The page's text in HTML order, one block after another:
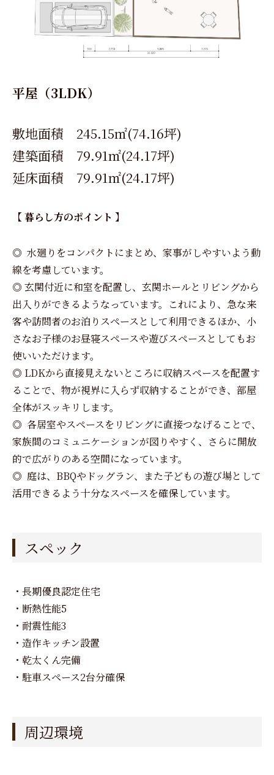
平屋（3LDK）
敷地面積 245.15㎡(74.16坪)
建築面積 79.91㎡(24.17坪)
延床面積 79.91㎡(24.17坪)
【 暮らし方のポイント 】
◎ 水廻りをコンパクトにまとめ、家事がしやすいよう動
線を考慮しています。
◎ 玄関付近に和室を配置し、玄関ホールとリビングから
出入りができるようなっています。これにより、急な来
客や訪問者のお泊りスペースとして利用できるほか、小
さなお子様のお昼寝スペースや遊びスペースとしてもお
使いいただけます。
◎ LDKから直接見えないところに収納スペースを配置す
ることで、物が視界に入らず収納することができ、部屋
全体がスッキリします。
◎ 各居室やスペースをリビングに直接つなげることで、
家族間のコミュニケーションが図りやすく、さらに開放
的で広がりのある空間になっています。
◎ 庭は、BBQやドッグラン、また子どもの遊び場として
活用できるよう十分なスペースを確保しています。
スペック
・長期優良認定住宅
・断熱性能5
・耐震性能3
・造作キッチン設置
・乾太くん完備
・駐車スペース2台分確保
周辺環境